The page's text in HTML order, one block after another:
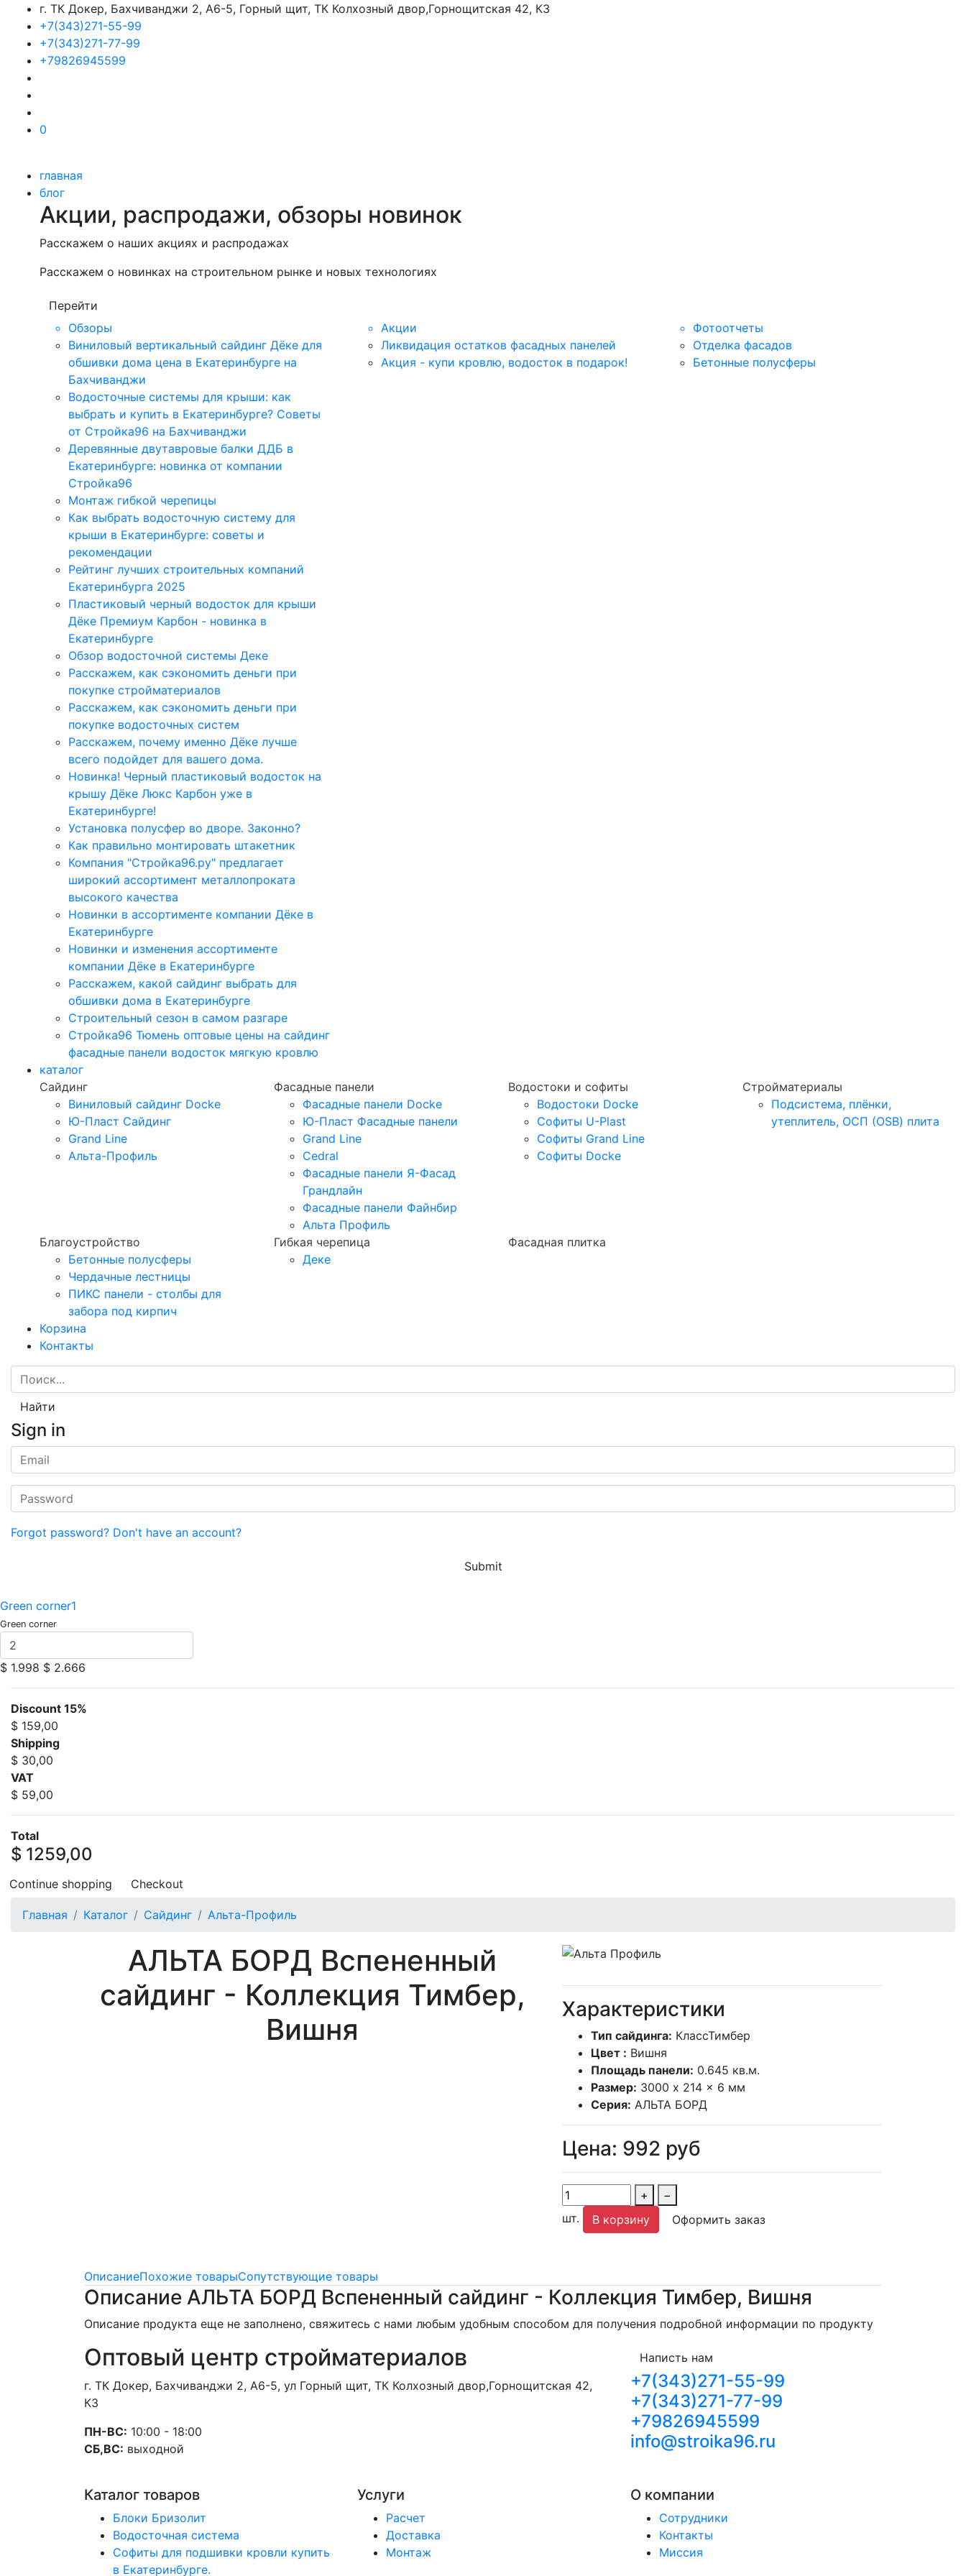
г. ТК Докер, Бахчиванджи 2, А6-5, Горный щит, ТК Колхозный двор,Горнощитская 42, К3
+7(343)271-55-99
+7(343)271-77-99
+79826945599
0
главная
блог
Акции, распродажи, обзоры новинок
Расскажем о наших акциях и распродажах
Расскажем о новинках на строительном рынке и новых технологиях
Перейти
Обзоры
Виниловый вертикальный сайдинг Дёке для
обшивки дома цена в Екатеринбурге на
Бахчиванджи
Водосточные системы для крыши: как
выбрать и купить в Екатеринбурге? Советы
от Стройка96 на Бахчиванджи
Деревянные двутавровые балки ДДБ в
Екатеринбурге: новинка от компании
Стройка96
Монтаж гибкой черепицы
Как выбрать водосточную систему для
крыши в Екатеринбурге: советы и
рекомендации
Рейтинг лучших строительных компаний
Екатеринбурга 2025
Пластиковый черный водосток для крыши
Дёке Премиум Карбон - новинка в
Екатеринбурге
Обзор водосточной системы Деке
Расскажем, как сэкономить деньги при
покупке стройматериалов
Расскажем, как сэкономить деньги при
покупке водосточных систем
Расскажем, почему именно Дёке лучше
всего подойдет для вашего дома.
Новинка! Черный пластиковый водосток на
крышу Дёке Люкс Карбон уже в
Екатеринбурге!
Установка полусфер во дворе. Законно?
Как правильно монтировать штакетник
Компания "Стройка96.ру" предлагает
широкий ассортимент металлопроката
высокого качества
Новинки в ассортименте компании Дёке в
Екатеринбурге
Новинки и изменения ассортименте
компании Дёке в Екатеринбурге
Расскажем, какой сайдинг выбрать для
обшивки дома в Екатеринбурге
Строительный сезон в самом разгаре
Стройка96 Тюмень оптовые цены на сайдинг
фасадные панели водосток мягкую кровлю
Акции
Ликвидация остатков фасадных панелей
Акция - купи кровлю, водосток в подарок!
Фотоотчеты
Отделка фасадов
Бетонные полусферы
каталог
Сайдинг
Виниловый сайдинг Docke
Ю-Пласт Сайдинг
Grand Line
Альта-Профиль
Фасадные панели
Фасадные панели Docke
Ю-Пласт Фасадные панели
Grand Line
Cedral
Фасадные панели Я-Фасад
Грандлайн
Фасадные панели Файнбир
Альта Профиль
Водостоки и софиты
Водостоки Docke
Софиты U-Plast
Софиты Grand Line
Софиты Docke
Стройматериалы
Подсистема, плёнки,
утеплитель, ОСП (OSB) плита
Благоустройство
Бетонные полусферы
Чердачные лестницы
ПИКС панели - столбы для
забора под кирпич
Гибкая черепица
Деке
Фасадная плитка
Корзина
Контакты
Найти
Sign in
Forgot password? Don't have an account?
Submit
Green corner1
Green corner
$ 1.998 $ 2.666
Discount 15%
$ 159,00
Shipping
$ 30,00
VAT
$ 59,00
Total
$ 1259,00
Continue shopping Checkout
Главная Каталог Сайдинг Альта-Профиль
АЛЬТА БОРД Вспененный
сайдинг - Коллекция Тимбер,
Вишня
Характеристики
Тип сайдинга: КлассТимбер
Цвет : Вишня
Площадь панели: 0.645 кв.м.
Размер: 3000 x 214 x 6 мм
Серия: АЛЬТА БОРД
Цена: 992 руб
+
−
шт.
В корзину Оформить заказ
ОписаниеПохожие товарыСопутствующие товары
Описание АЛЬТА БОРД Вспененный сайдинг - Коллекция Тимбер, Вишня
Описание продукта еще не заполнено, свяжитесь с нами любым удобным способом для получения подробной информации по продукту
Оптовый центр стройматериалов
г. ТК Докер, Бахчиванджи 2, А6-5, ул Горный щит, ТК Колхозный двор,Горнощитская 42,
К3
ПН-ВС: 10:00 - 18:00
СБ,ВС: выходной
Написть нам
+7(343)271-55-99
+7(343)271-77-99
+79826945599
info@stroika96.ru
Каталог товаров
Блоки Бризолит
Водосточная система
Софиты для подшивки кровли купить
в Екатеринбурге.
Услуги
Расчет
Доставка
Монтаж
О компании
Сотрудники
Контакты
Миссия